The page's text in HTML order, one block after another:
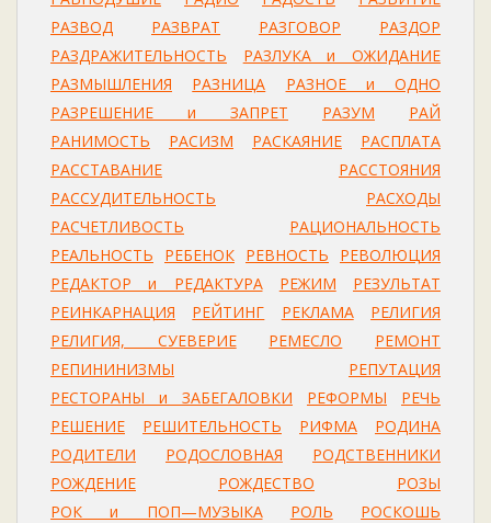
РАЗВОД
РАЗВРАТ РАЗГОВОР
РАЗДОР
РАЗДРАЖИТЕЛЬНОСТЬ
РАЗЛУКА и ОЖИДАНИЕ
РАЗМЫШЛЕНИЯ
РАЗНИЦА
РАЗНОЕ и ОДНО
РАЗРЕШЕНИЕ и ЗАПРЕТ
РАЗУМ
РАЙ
РАНИМОСТЬ
РАСИЗМ РАСКАЯНИЕ
РАСПЛАТА
РАССТАВАНИЕ
РАССТОЯНИЯ
РАССУДИТЕЛЬНОСТЬ
РАСХОДЫ
РАСЧЕТЛИВОСТЬ
РАЦИОНАЛЬНОСТЬ
РЕАЛЬНОСТЬ
РЕБЕНОК РЕВНОСТЬ
РЕВОЛЮЦИЯ
РЕДАКТОР и РЕДАКТУРА
РЕЖИМ
РЕЗУЛЬТАТ
РЕИНКАРНАЦИЯ
РЕЙТИНГ РЕКЛАМА
РЕЛИГИЯ
РЕЛИГИЯ, СУЕВЕРИЕ
РЕМЕСЛО
РЕМОНТ
РЕПИНИНИЗМЫ
РЕПУТАЦИЯ
РЕСТОРАНЫ и ЗАБЕГАЛОВКИ
РЕФОРМЫ
РЕЧЬ
РЕШЕНИЕ
РЕШИТЕЛЬНОСТЬ РИФМА
РОДИНА
РОДИТЕЛИ
РОДОСЛОВНАЯ
РОДСТВЕННИКИ
РОЖДЕНИЕ
РОЖДЕСТВО
РОЗЫ
РОК и ПОП—МУЗЫКА
РОЛЬ
РОСКОШЬ